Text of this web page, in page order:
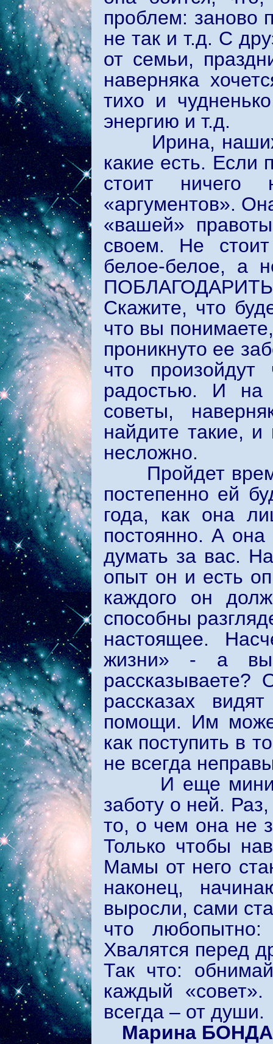
проблем: заново
не так и т.д. С
от семьи,
наверняка
тихо и
энергию и т.д.
Ирина, наших
какие есть. Если
стоит ничего
«аргументов».
«вашей»
своем. Не
белое-белое, а
Скажите, что
что вы
проникнуто ее
что
радостью. И на
советы,
найдите такие,
несложно.
Пройдет
постепенно ей
года, как она
постоянно. А
думать за вас.
опыт он и есть
каждого он
способны
настоящее.
жизни» - а вы
рассказах
помощи. Им
как поступить в
не всегда
И еще мини-
заботу о ней.
то, о чем она не
Только чтобы
Мамы от него
наконец,
выросли, сами
что
Хвалятся перед
Так что:
каждый
всегда – от души.
Марина